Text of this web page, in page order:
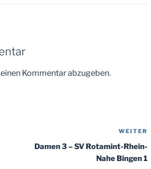
Kommentar abzugeben.
WEITER
Damen 3 – SV Rotamint-Rhein-
Nahe Bingen 1